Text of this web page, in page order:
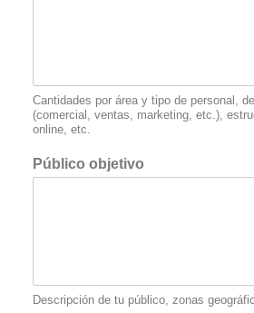
Cantidades por área y tipo de personal,
(comercial, ventas, marketing, etc.),
online, etc.
Público objetivo
Descripción de tu público, zonas